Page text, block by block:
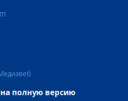
полную версию